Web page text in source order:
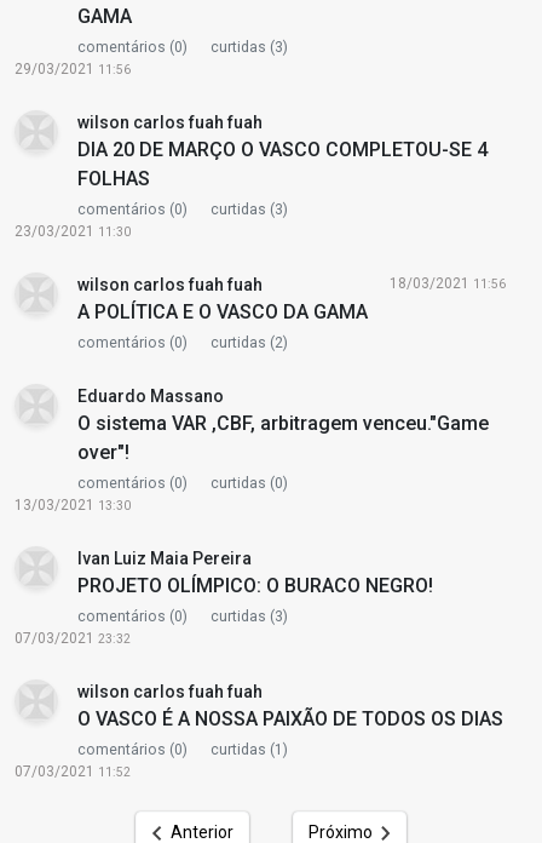
GAMA
comentários (0)
curtidas (3)
29/03/2021
11:56
wilson carlos fuah fuah
DIA 20 DE MARÇO O VASCO COMPLETOU-SE 4
FOLHAS
comentários (0)
curtidas (3)
23/03/2021
11:30
wilson carlos fuah fuah
A POLÍTICA E O VASCO DA GAMA
comentários (0) curtidas (2)
18/03/2021 11:56
Eduardo Massano
O sistema VAR ,CBF, arbitragem venceu."Game
over"!
comentários (0)
curtidas (0)
13/03/2021
13:30
Ivan Luiz Maia Pereira
PROJETO OLÍMPICO: O BURACO NEGRO!
comentários (0)
curtidas (3)
07/03/2021 23:32
wilson carlos fuah fuah
O VASCO É A NOSSA PAIXÃO DE TODOS OS DIAS
comentários (0)
curtidas (1)
07/03/2021
11:52
Anterior Próximo